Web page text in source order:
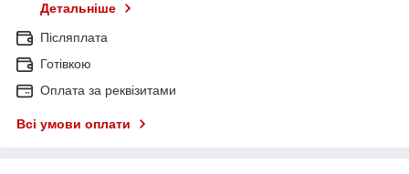
Детальніше
Післяплата
Готівкою
Оплата за реквізитами
Всі умови оплати